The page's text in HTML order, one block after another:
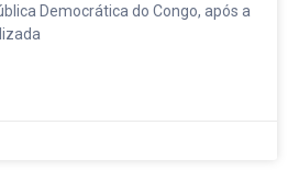
Democrática do Congo, após a